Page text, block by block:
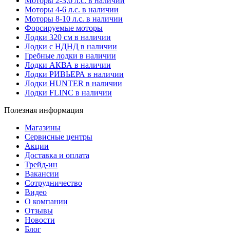
Моторы 4-6 л.с. в наличии
Моторы 8-10 л.с. в наличии
Форсируемые моторы
Лодки 320 см в наличии
Лодки с НДНД в наличии
Гребные лодки в наличии
Лодки АКВА в наличии
Лодки РИВЬЕРА в наличии
Лодки HUNTER в наличии
Лодки FLINC в наличии
Полезная информация
Магазины
Сервисные центры
Акции
Доставка и оплата
Трейд-ин
Вакансии
Сотрудничество
Видео
О компании
Отзывы
Новости
Блог